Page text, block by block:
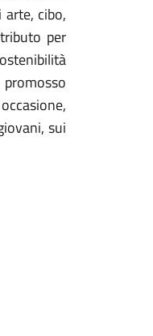
cibo,
per
sui